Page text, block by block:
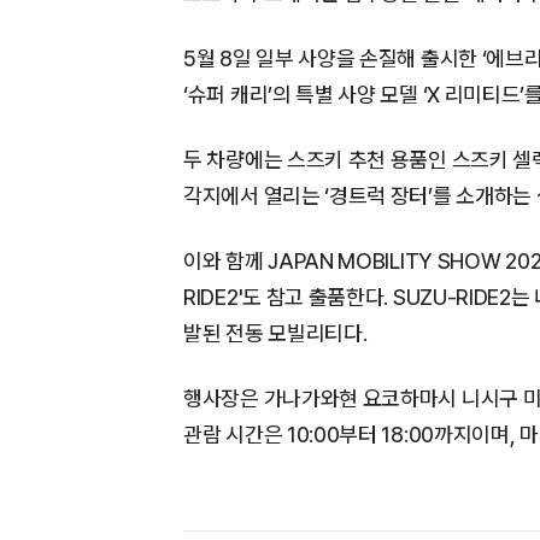
5월 8일 일부 사양을 손질해 출시한 ‘에브
‘슈퍼 캐리’의 특별 사양 모델 ‘X 리미티드’
두 차량에는 스즈키 추천 용품인 스즈키
각지에서 열리는 ‘경트럭 장터’를 소개하
이와 함께 JAPAN MOBILITY SHOW
RIDE2'도 참고 출품한다. SUZU-RIDE2는
발된 전동 모빌리티다.
행사장은 가나가와현 요코하마시 니시구
관람 시간은 10:00부터 18:00까지이며,